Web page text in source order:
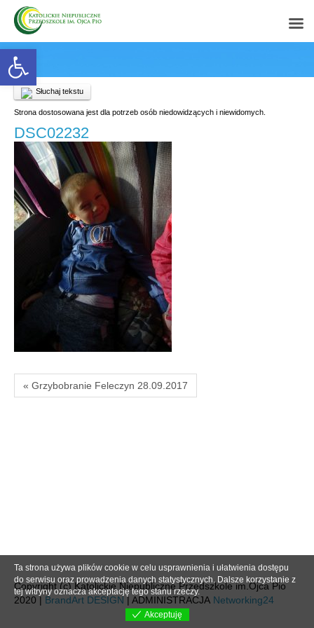
Open toolbar
Słuchaj tekstu
Strona dostosowana jest dla potrzeb osób niedowidzących i niewidomych.
DSC02232
« Grzybobranie Feleczyn 28.09.2017
Copyright (c) Katolickie Niepubliczne Przedszkole im.Ojca Pio
2020 | BrandArt DESIGN | ADMINISTRACJA Networking24
Ta strona używa plików cookie w celu usprawnienia i ułatwienia dostępu
do serwisu oraz prowadzenia danych statystycznych. Dalsze korzystanie z
tej witryny oznacza akceptację tego stanu rzeczy.
Akceptuję